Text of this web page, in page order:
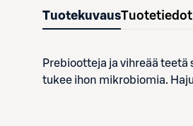
TuotekuvausTuotetiedot
Prebiootteja ja vihreää teetä
tukee ihon mikrobiomia.